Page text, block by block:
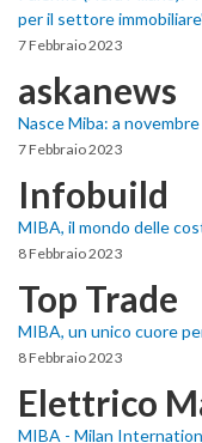
per il settore
7 Febbraio 2023
askanews
Nasce Miba: a
7 Febbraio 2023
Infobuild
MIBA, il mondo delle
8 Febbraio 2023
Top Trade
MIBA, un unico cuore
8 Febbraio 2023
Elettrico
MIBA - Milan